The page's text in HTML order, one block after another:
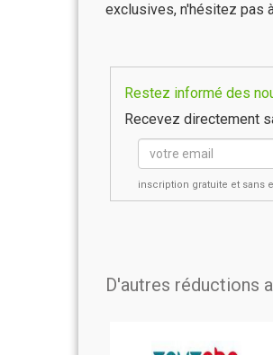
exclusives, n'hésitez pas
Restez informé des
Recevez directement
inscription gratuite et sans
D'autres réductions